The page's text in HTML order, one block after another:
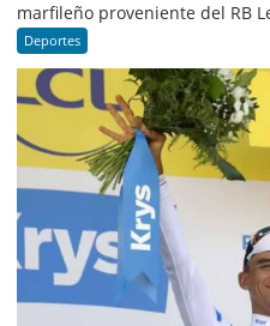
marfileño proveniente del RB
Deportes